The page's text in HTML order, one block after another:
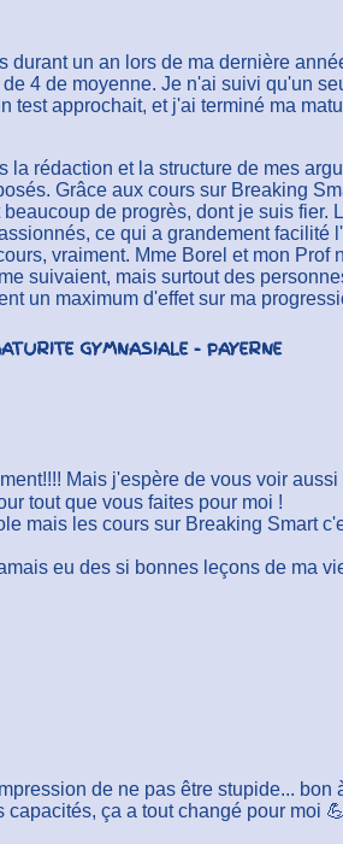
durant un an lors de ma dernière
4 de moyenne. Je n'ai suivi qu'un
test approchait, et j'ai terminé ma
la rédaction et la structure de mes
Grâce aux cours sur Breaking
de progrès, dont je suis fier.
ce qui a grandement facilité
vraiment. Mme Borel et mon Prof
suivaient, mais surtout des
un maximum d'effet sur ma
GYMNASIALE - PAYERNE
Mais j'espère de vous voir
tout que vous faites pour moi !
mais les cours sur Breaking Smart
eu des si bonnes leçons de ma
de ne pas être stupide... bon
capacités, ça a tout changé pour moi